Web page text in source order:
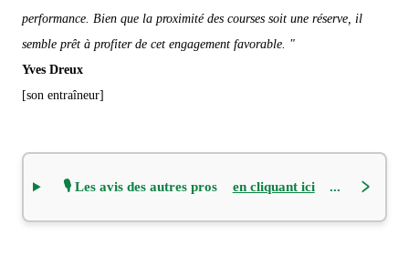
performance. Bien que la proximité des courses soit une réserve, il
semble prêt à profiter de cet engagement favorable. "
Yves Dreux
[son entraîneur]
🎙️ Les avis des autres pros en cliquant ici ...